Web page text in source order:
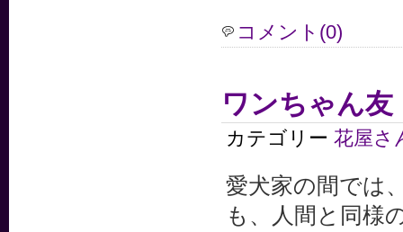
コメント(0)
ワンちゃん友
カテゴリー 花屋さ
愛犬家の間では
も、人間と同様